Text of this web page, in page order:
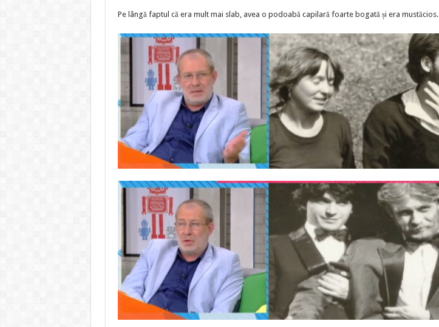
Pe lângă faptul că era mult mai slab, avea o podoabă capilară foarte bogată și era mustăcios.